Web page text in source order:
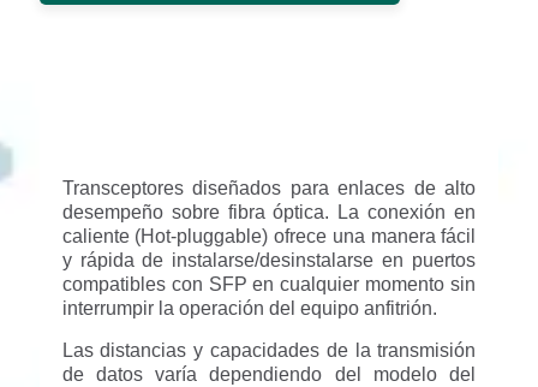
Dúplex
Transceptores diseñados para enlaces de alto
desempeño sobre fibra óptica. La conexión en
caliente (Hot-pluggable) ofrece una manera fácil
y rápida de instalarse/desinstalarse en puertos
compatibles con SFP en cualquier momento sin
interrumpir la operación del equipo anfitrión.
Las distancias y capacidades de la transmisión
de datos varía dependiendo del modelo del